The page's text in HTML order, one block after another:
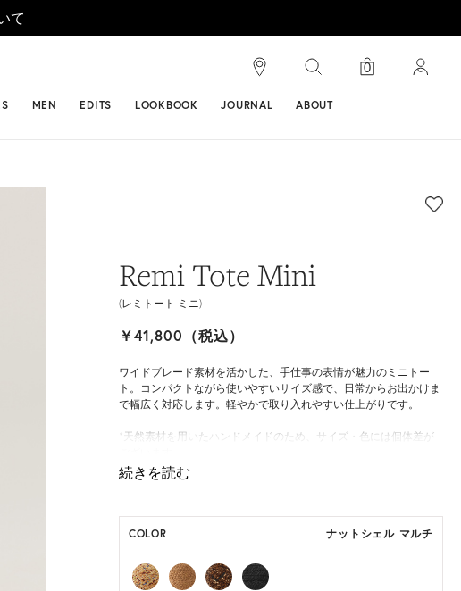
て
0
MEN EDITS LOOKBOOK JOURNAL ABOUT
Remi Tote Mini
(レミトート ミニ)
￥41,800（税込）
ワイドブレード素材を活かした、手仕事の表情が魅力のミニトー
ト。コンパクトながら使いやすいサイズ感で、日常からお出かけま
で幅広く対応します。軽やかで取り入れやすい仕上がりです。
*天然素材を用いたハンドメイドのため、サイズ・色には個体差が
COLOR ナットシェル マルチ